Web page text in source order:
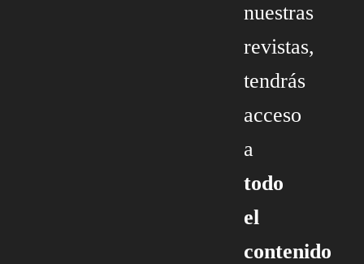
nuestras
revistas,
tendrás
acceso
a
todo
el
contenido